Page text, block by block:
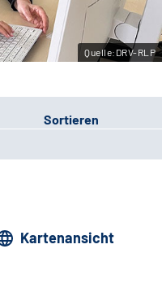
Quelle:DRV-RLP
Sortieren
Kartenansicht